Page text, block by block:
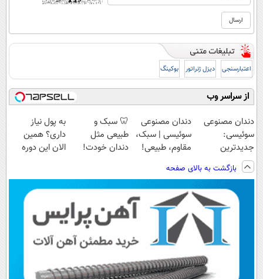
اعتبارسنجی دیزل ژنراتور بوکینگ
از سراسر وب
دندان مصنوعی
سوئیسی:
جدیدترین
فناوری اروپا،
سبک و مقاوم |
پرداخت قسطی
دندان مصنوعی
سوئیسی | سبک،
مقاوم، طبیعی!
رایگان+پرداخت
اقساطی😍
🦷 سبک و
طبیعی مثل
دندان خودت!
💳 📍 تهران
به پول نیاز
داری؟ همین
الان این دوره
بازگشت به بالای صفحه